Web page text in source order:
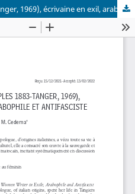
Elisa Chimenti (Naples 1883-Tanger, 1969), écrivaine en exil, arabophile et antifasciste